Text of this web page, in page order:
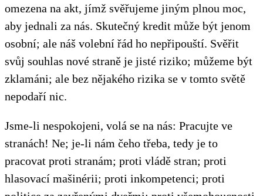
omezena na akt, jímž svěřujeme jiným plnou moc,
aby jednali za nás. Skutečný kredit může být jenom
osobní; ale náš volební řád ho nepřipouští. Svěřit
svůj souhlas nové straně je jisté riziko; můžeme být
zklamáni; ale bez nějakého rizika se v tomto světě
nepodaří nic.
Jsme-li nespokojeni, volá se na nás: Pracujte ve
stranách! Ne; je-li nám čeho třeba, tedy je to
pracovat proti stranám; proti vládě stran; proti
hlasovací mašinérii; proti inkompetenci; proti